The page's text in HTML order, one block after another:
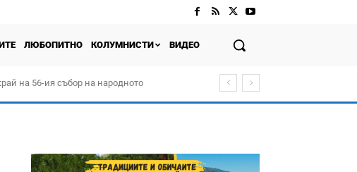
ЛЮБОПИТНО КОЛУМНИСТИ ВИДЕО
на 56-ия събор на народното